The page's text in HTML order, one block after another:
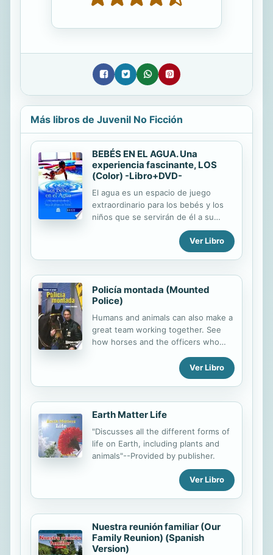
Más libros de Juvenil No Ficción
BEBÉS EN EL AGUA. Una
experiencia fascinante, LOS
(Color) -Libro+DVD-
El agua es un espacio de juego
extraordinario para los bebés y los
niños que se servirán de él a su
ritmo, en función de su personalidad
y madurez y en el que se sentirán
tranquilos y seguros en compañía de
permite que los bebés experimenten
todo un abanico de experiencias que
contribuyen a facilitar la adaptación a
diferentes situaciones, la aceptación
de cambios de horario y de hábitos,
la precocidad en el desarrollo motriz
niño. En este libro, la autora,
transmite y comparte con el lector
los...
Ver Libro
Policía montada (Mounted
Police)
Humans and animals can also make a
great team working together. See
how horses and the officers who
Ver Libro
Earth Matter Life
"Discusses all the different forms of
life on Earth, including plants and
animals"--Provided by publisher.
Ver Libro
Nuestra reunión familiar (Our
Family Reunion) (Spanish
Version)